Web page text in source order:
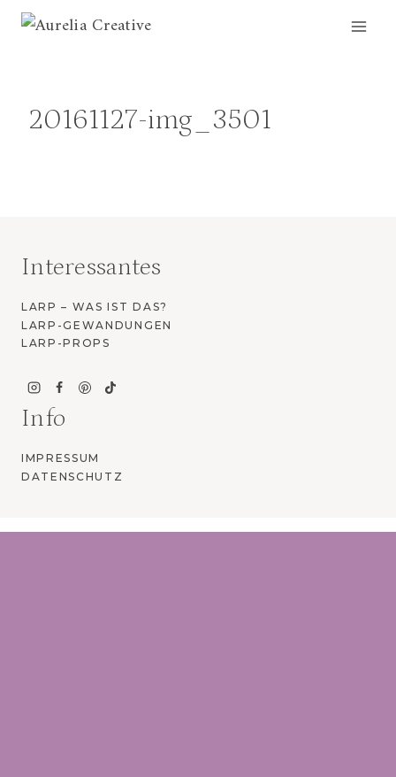
Zum
20161127-img_3501
Interessantes
LARP – WAS IST DAS?
LARP-GEWANDUNGEN
LARP-PROPS
Info
IMPRESSUM
DATENSCHUTZ